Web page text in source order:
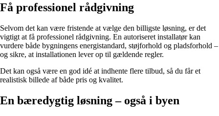
Få professionel rådgivning
Selvom det kan være fristende at vælge den billigste løsning, er det
vigtigt at få professionel rådgivning. En autoriseret installatør kan
vurdere både bygningens energistandard, støjforhold og pladsforhold –
og sikre, at installationen lever op til gældende regler.
Det kan også være en god idé at indhente flere tilbud, så du får et
realistisk billede af både pris og kvalitet.
En bæredygtig løsning – også i byen